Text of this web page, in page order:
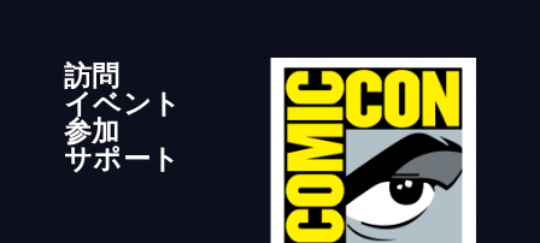
訪問
イベント
参加
サポート